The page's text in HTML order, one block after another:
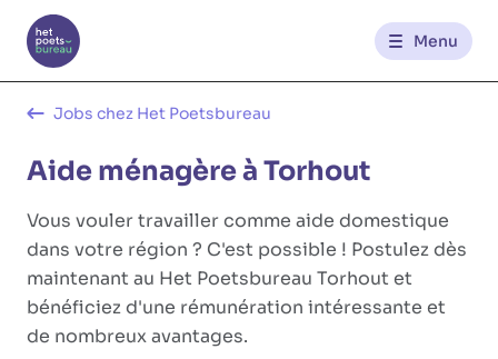
Menu
Contact
Jobs chez Het Poetsbureau
Aide ménagère à Torhout
Vous vouler travailler comme aide domestique
dans votre région ? C'est possible ! Postulez dès
maintenant au Het Poetsbureau Torhout et
bénéficiez d'une rémunération intéressante et
de nombreux avantages.